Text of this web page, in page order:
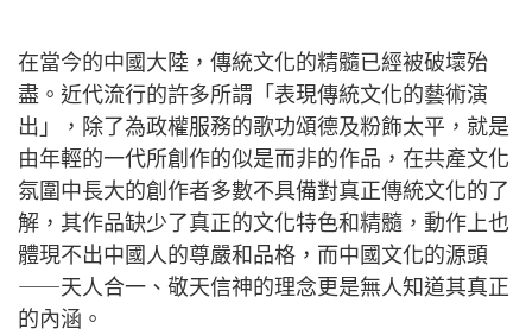
在當今的中國大陸，傳統文化的精髓已經被破壞殆
盡。近代流行的許多所謂「表現傳統文化的藝術演
出」，除了為政權服務的歌功頌德及粉飾太平，就是
由年輕的一代所創作的似是而非的作品，在共產文化
氛圍中長大的創作者多數不具備對真正傳統文化的了
解，其作品缺少了真正的文化特色和精髓，動作上也
體現不出中國人的尊嚴和品格，而中國文化的源頭
——天人合一、敬天信神的理念更是無人知道其真正
的內涵。